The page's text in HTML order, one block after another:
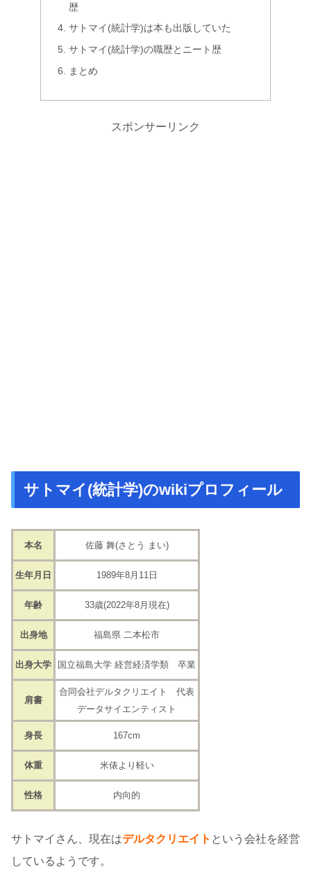
歴
サトマイ(統計学)は本も出版していた
サトマイ(統計学)の職歴とニート歴
まとめ
スポンサーリンク
サトマイ(統計学)のwikiプロフィール
本名 佐藤 舞(さとう まい)
生年月日 1989年8月11日
年齢 33歳(2022年8月現在)
出身地 福島県 二本松市
出身大学 国立福島大学 経営経済学類 卒業
肩書
合同会社デルタクリエイト 代表
データサイエンティスト
身長 167cm
体重 米俵より軽い
性格 内向的
サトマイさん、現在はデルタクリエイト という会社を経営
しているようです。